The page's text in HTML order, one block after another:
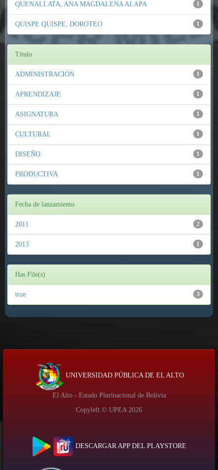
1
QUENALLATA, ANA MAGDALENA ALAPA
1
QUISPE QUISPE, DOROTEO
Título
1
ADMINISTRACIÓN
1
APRENDIZAJE
1
ASIGNATURA
1
CULTURAL
1
DISEÑO
1
PRODUCTIVA
Fecha de lanzamiento
2
2011
1
2013
Has File(s)
3
true
UNIVERSIDAD PÚBLICA DE EL ALTO
El Alto - Estado Plurinacional de Bolivia
Copyleft © UPEA 2026
DESCARGAR APP DEL PLAYSTORE